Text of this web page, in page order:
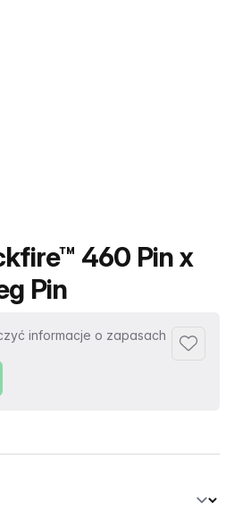
460 Pin x
Pin
informacje o zapasach
Dodaj